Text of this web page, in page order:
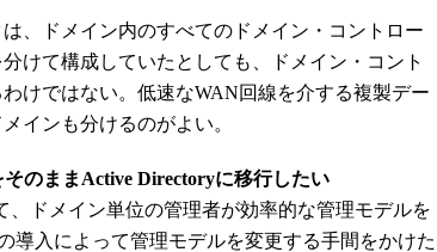
、ドメイン内のすべてのドメイン・コントロー
けて構成していたとしても、ドメイン・コント
けではない。低速なWAN回線を介する複製デー
インも分けるのがよい。
のままActive Directoryに移行したい
ドメイン単位の管理者が効率的な管理モデルを
導入によって管理モデルを変更する手間をかけた